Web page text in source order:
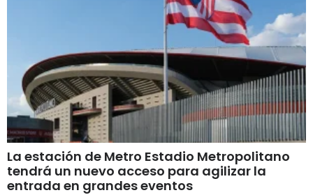
La estación de Metro Estadio Metropolitano
tendrá un nuevo acceso para agilizar la
entrada en grandes eventos